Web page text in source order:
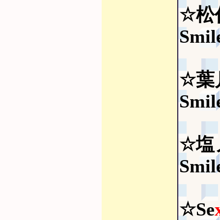
☆松
☆葉
☆塩
☆Se